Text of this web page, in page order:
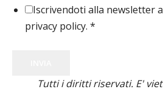
Iscrivendoti alla newsletter
privacy policy. *
Tutti i diritti riservati. E'